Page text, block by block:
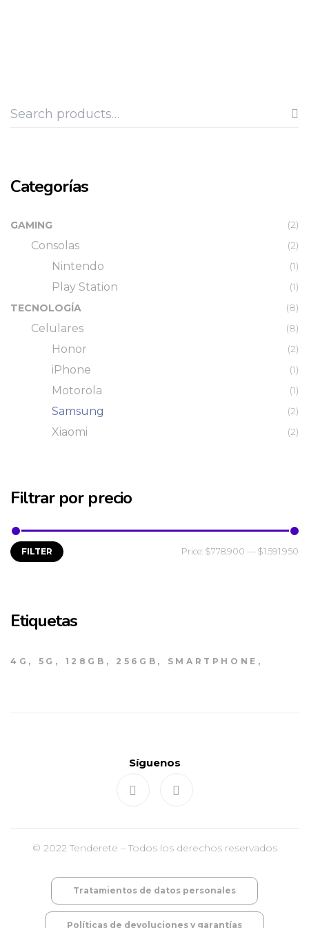
Categorías
GAMING (2)
Consolas (2)
Nintendo (1)
Play Station
(1)
TECNOLOGÍA
(8)
Celulares (8)
Honor (2)
iPhone (1)
Motorola (1)
Samsung (2)
Xiaomi (2)
Filtrar por precio
FILTER Price: $778.900 — $1.591.950
Etiquetas
4G 5G 128GB 256GB SMARTPHONE
Síguenos
© 2022 Tenderete – Todos los derechos reservados
Tratamientos de datos personales
Políticas de devoluciones y garantías